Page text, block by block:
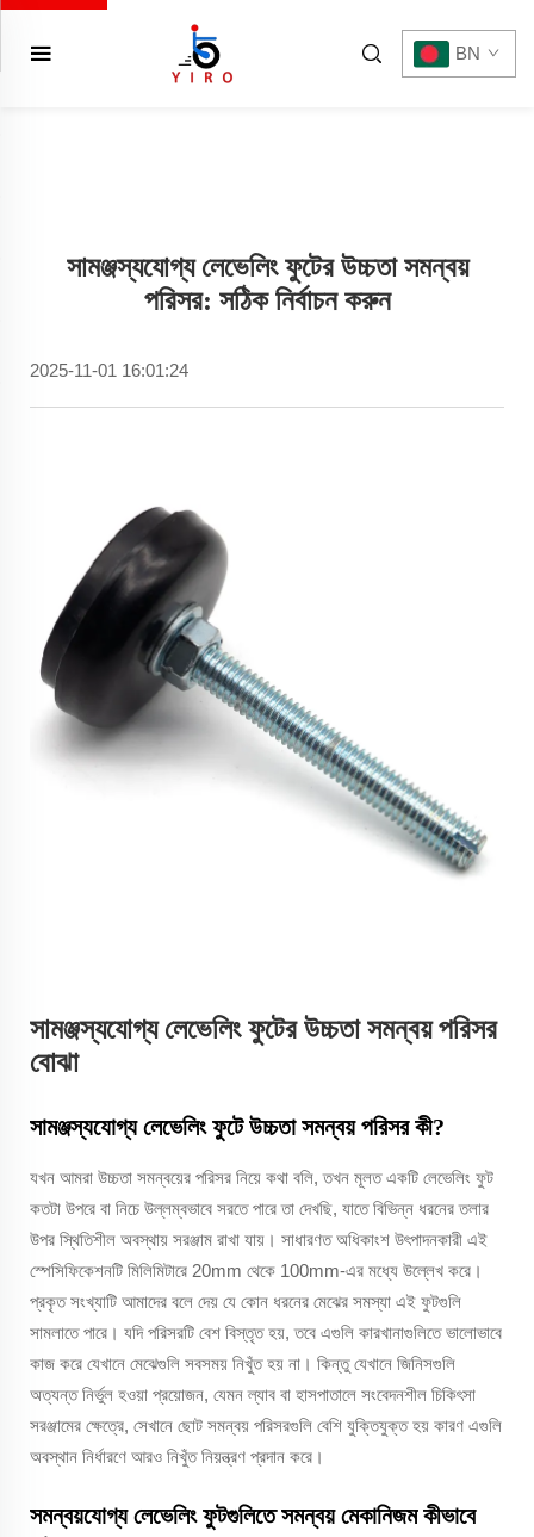
BN
সামঞ্জস্যযোগ্য লেভেলিং ফুটের উচ্চতা সমন্বয়
পরিসর: সঠিক নির্বাচন করুন
2025-11-01 16:01:24
সামঞ্জস্যযোগ্য লেভেলিং ফুটের উচ্চতা সমন্বয় পরিসর
বোঝা
সামঞ্জস্যযোগ্য লেভেলিং ফুটে উচ্চতা সমন্বয় পরিসর কী?
যখন আমরা উচ্চতা সমন্বয়ের পরিসর নিয়ে কথা বলি, তখন মূলত একটি লেভেলিং ফুট
কতটা উপরে বা নিচে উল্লম্বভাবে সরতে পারে তা দেখছি, যাতে বিভিন্ন ধরনের তলার
উপর স্থিতিশীল অবস্থায় সরঞ্জাম রাখা যায়। সাধারণত অধিকাংশ উৎপাদনকারী এই
স্পেসিফিকেশনটি মিলিমিটারে 20mm থেকে 100mm-এর মধ্যে উল্লেখ করে।
প্রকৃত সংখ্যাটি আমাদের বলে দেয় যে কোন ধরনের মেঝের সমস্যা এই ফুটগুলি
সামলাতে পারে। যদি পরিসরটি বেশ বিস্তৃত হয়, তবে এগুলি কারখানাগুলিতে ভালোভাবে
কাজ করে যেখানে মেঝেগুলি সবসময় নিখুঁত হয় না। কিন্তু যেখানে জিনিসগুলি
অত্যন্ত নির্ভুল হওয়া প্রয়োজন, যেমন ল্যাব বা হাসপাতালে সংবেদনশীল চিকিৎসা
সরঞ্জামের ক্ষেত্রে, সেখানে ছোট সমন্বয় পরিসরগুলি বেশি যুক্তিযুক্ত হয় কারণ এগুলি
অবস্থান নির্ধারণে আরও নিখুঁত নিয়ন্ত্রণ প্রদান করে।
সমন্বয়যোগ্য লেভেলিং ফুটগুলিতে সমন্বয় মেকানিজম কীভাবে